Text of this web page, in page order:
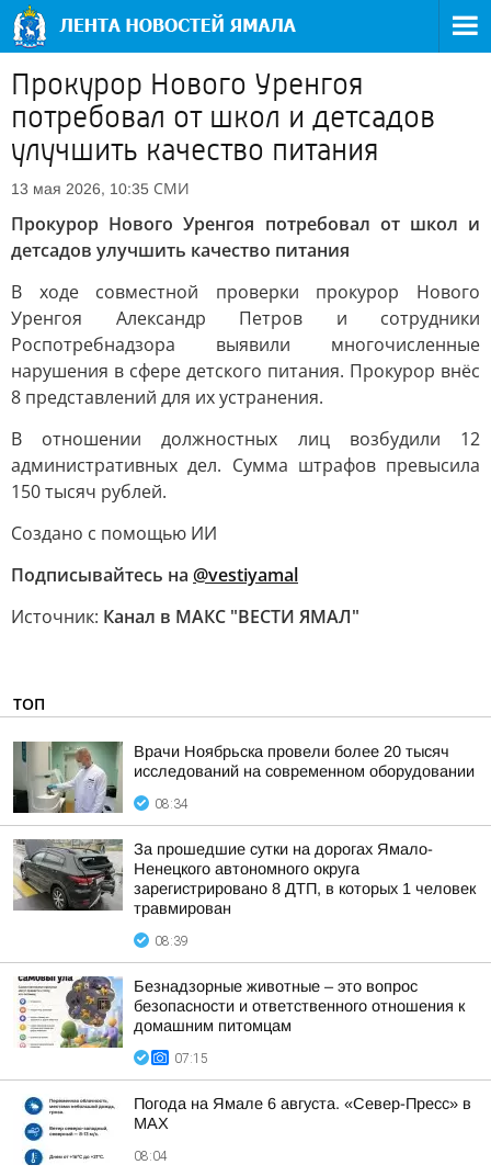
Прокурор Нового Уренгоя
потребовал от школ и детсадов
улучшить качество питания
13 мая 2026, 10:35 СМИ
Прокурор Нового Уренгоя потребовал от школ и
детсадов улучшить качество питания
В ходе совместной проверки прокурор Нового
Уренгоя Александр Петров и сотрудники
Роспотребнадзора выявили многочисленные
нарушения в сфере детского питания. Прокурор внёс
8 представлений для их устранения.
В отношении должностных лиц возбудили 12
административных дел. Сумма штрафов превысила
150 тысяч рублей.
Создано с помощью ИИ
Подписывайтесь на @vestiyamal
Источник: Канал в МАКС "ВЕСТИ ЯМАЛ"
ТОП
Врачи Ноябрьска провели более 20 тысяч
исследований на современном оборудовании
08:34
За прошедшие сутки на дорогах Ямало-
Ненецкого автономного округа
зарегистрировано 8 ДТП, в которых 1 человек
травмирован
08:39
Безнадзорные животные – это вопрос
безопасности и ответственного отношения к
домашним питомцам
07:15
Погода на Ямале 6 августа. «Север-Пресс» в
MAX
08:04